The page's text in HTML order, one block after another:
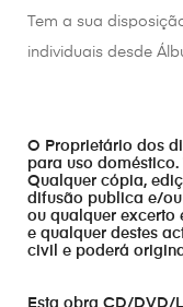
Tem a sua
individuais desde
O Proprietário dos
para uso
Qualquer cópia,
difusão publica e/
ou qualquer excerto
e qualquer destes
civil e poderá
Esta obra CD/DVD/